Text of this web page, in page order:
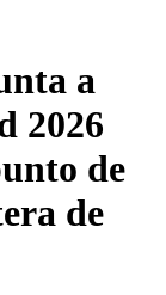
a
2026
de
de